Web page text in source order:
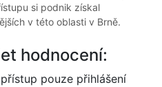
si podnik získal
v této oblasti v Brně.
hodnocení:
pouze přihlášení